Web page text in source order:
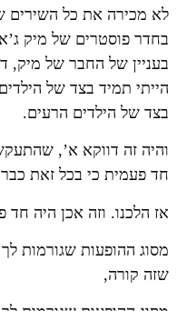
לא מכירה את כל השירים
בחדר פוסטרים של מיק
בעניין של החבר של מיק,
הייתי תמיד בצד של
בצד של הילדים הרעים.
והיה זה דווקא א’,
חד פעמית כי בכל זאת כבר בני 70 ועוד שניה
אז הלכנו. וזה אכן היה חד
מסוג ההופעות שגורמות
שזה קורה,